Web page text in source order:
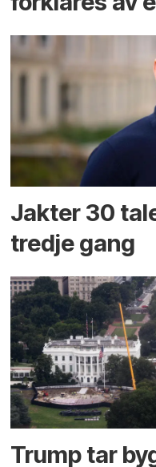
Jakter 30
tredje gang
Trump tar